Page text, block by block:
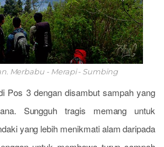
Merbabu - Merapi - Sumbing
Pos 3 dengan disambut sampah yang
Sungguh tragis memang untuk
yang lebih menikmati alam daripada